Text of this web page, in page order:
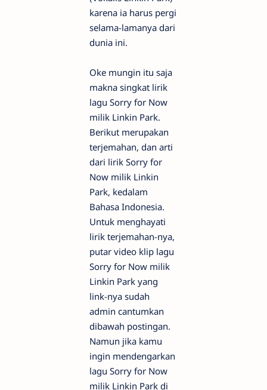
karena ia harus pergi
selama-lamanya dari
dunia ini.
Oke mungin itu saja
makna singkat lirik
lagu Sorry for Now
milik Linkin Park.
Berikut merupakan
terjemahan, dan arti
dari lirik Sorry for
Now milik Linkin
Park, kedalam
Bahasa Indonesia.
Untuk menghayati
lirik terjemahan-nya,
putar video klip lagu
Sorry for Now milik
Linkin Park yang
link-nya sudah
admin cantumkan
dibawah postingan.
Namun jika kamu
ingin mendengarkan
lagu Sorry for Now
milik Linkin Park di